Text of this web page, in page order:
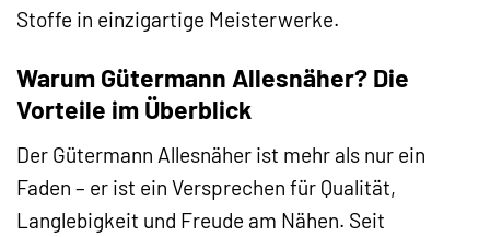
Stoffe in einzigartige Meisterwerke.
Warum Gütermann Allesnäher? Die
Vorteile im Überblick
Der Gütermann Allesnäher ist mehr als nur ein
Faden – er ist ein Versprechen für Qualität,
Langlebigkeit und Freude am Nähen. Seit